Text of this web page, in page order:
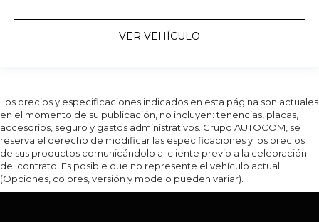
VER VEHÍCULO
Los precios y especificaciones indicados en esta página son actuales
en el momento de su publicación, no incluyen: tenencias, placas,
accesorios, seguro y gastos administrativos. Grupo AUTOCOM, se
reserva el derecho de modificar las especificaciones y los precios
de sus productos comunicándolo al cliente previo a la celebración
del contrato. Es posible que no represente el vehículo actual.
(Opciones, colores, versión y modelo pueden variar).